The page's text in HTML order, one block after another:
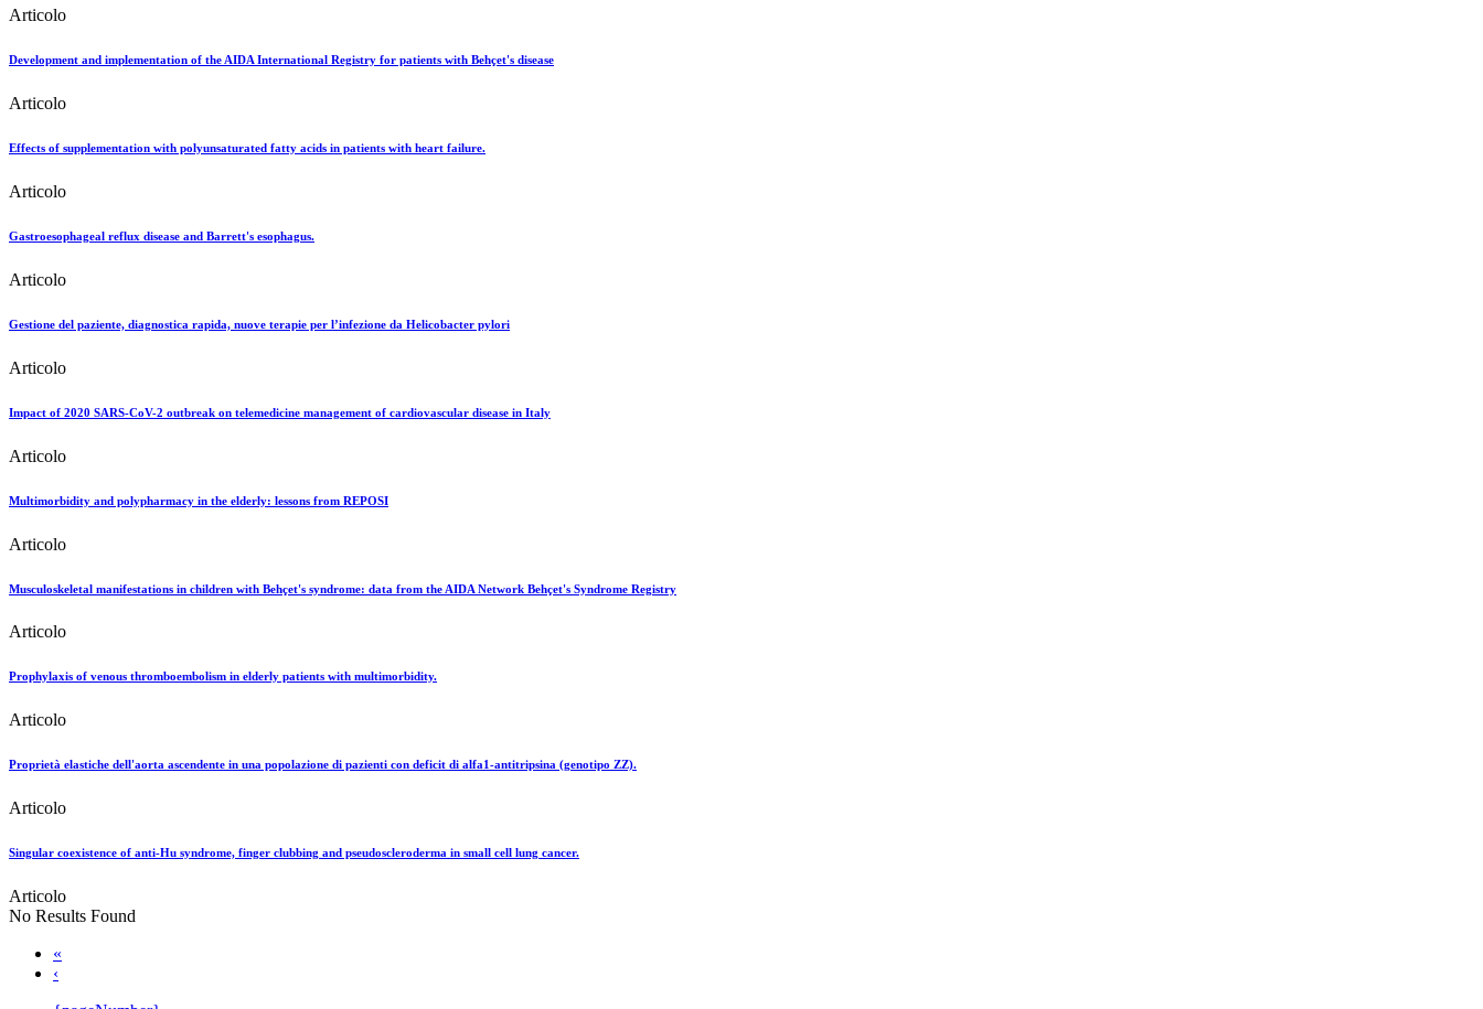
Articolo
Development and implementation of the AIDA International Registry for patients with Behçet's disease
Articolo
Effects of supplementation with polyunsaturated fatty acids in patients with heart failure.
Articolo
Gastroesophageal reflux disease and Barrett's esophagus.
Articolo
Gestione del paziente, diagnostica rapida, nuove terapie per l’infezione da Helicobacter pylori
Articolo
Impact of 2020 SARS-CoV-2 outbreak on telemedicine management of cardiovascular disease in Italy
Articolo
Multimorbidity and polypharmacy in the elderly: lessons from REPOSI
Articolo
Musculoskeletal manifestations in children with Behçet's syndrome: data from the AIDA Network Behçet's Syndrome Registry
Articolo
Prophylaxis of venous thromboembolism in elderly patients with multimorbidity.
Articolo
Proprietà elastiche dell'aorta ascendente in una popolazione di pazienti con deficit di alfa1-antitripsina (genotipo ZZ).
Articolo
Singular coexistence of anti-Hu syndrome, finger clubbing and pseudoscleroderma in small cell lung cancer.
Articolo
No Results Found
«
‹